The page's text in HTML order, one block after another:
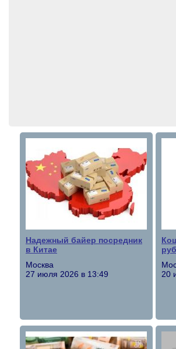
Надежный байер посредник
в Китае
Москва
27 июля 2026 в 13:49
20